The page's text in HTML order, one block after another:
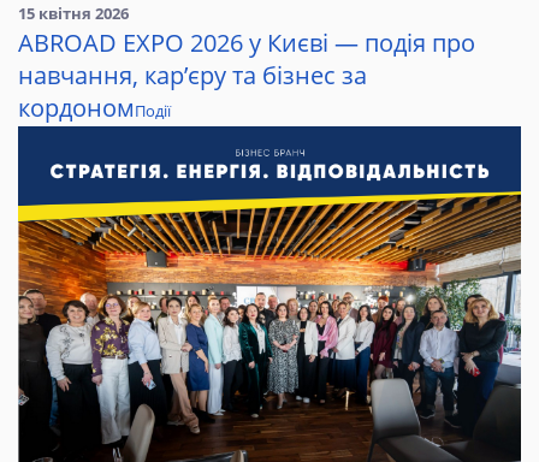
15 квітня 2026
ABROAD EXPO 2026 у Києві — подія про
навчання, кар’єру та бізнес за
кордономПодії